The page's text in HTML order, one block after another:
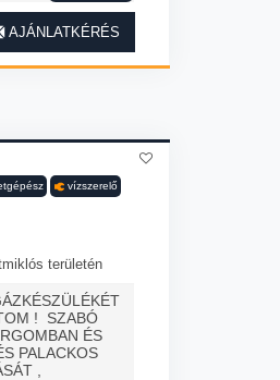
AJÁNLATKÉRÉS
vízszerelő
területén
! SZABÓ
ÉS
PALACKOS
,